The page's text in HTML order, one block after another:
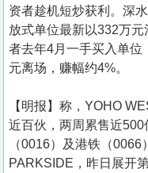
资者趁机短炒获利。深
放式单位最新以332万
者去年4月一手买入单位
元离场，赚幅约4%。
【明报】称，YOHO
近百伙，两周累售近
（0016）及港铁（
PARKSIDE，昨日展开